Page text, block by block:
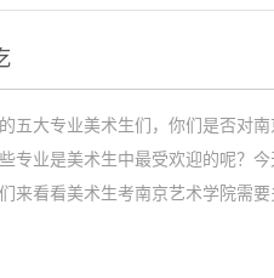
大专业美术生们，你们是否对
专业是美术生中最受欢迎的呢？
来看看美术生考南京艺术学院需